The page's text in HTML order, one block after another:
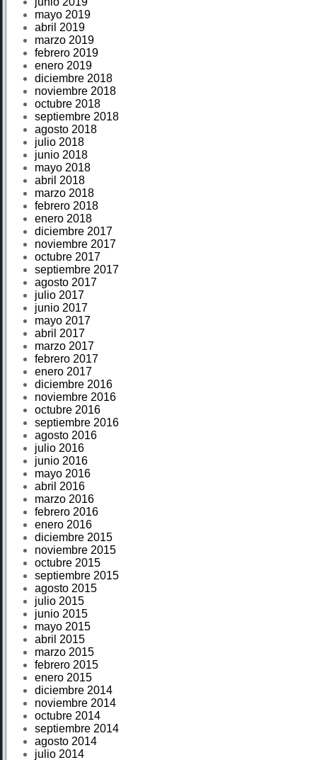
mayo 2019
abril 2019
marzo 2019
febrero 2019
enero 2019
diciembre 2018
noviembre 2018
octubre 2018
septiembre 2018
agosto 2018
julio 2018
junio 2018
mayo 2018
abril 2018
marzo 2018
febrero 2018
enero 2018
diciembre 2017
noviembre 2017
octubre 2017
septiembre 2017
agosto 2017
julio 2017
junio 2017
mayo 2017
abril 2017
marzo 2017
febrero 2017
enero 2017
diciembre 2016
noviembre 2016
octubre 2016
septiembre 2016
agosto 2016
julio 2016
junio 2016
mayo 2016
abril 2016
marzo 2016
febrero 2016
enero 2016
diciembre 2015
noviembre 2015
octubre 2015
septiembre 2015
agosto 2015
julio 2015
junio 2015
mayo 2015
abril 2015
marzo 2015
febrero 2015
enero 2015
diciembre 2014
noviembre 2014
octubre 2014
septiembre 2014
agosto 2014
julio 2014